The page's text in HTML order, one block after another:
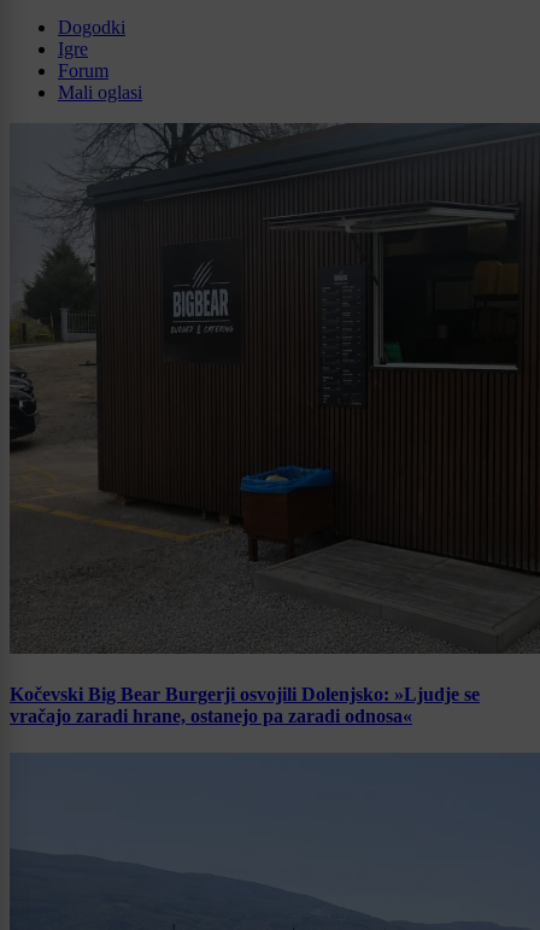
Dogodki
Igre
Forum
Mali oglasi
Kočevski Big Bear Burgerji osvojili Dolenjsko: »Ljudje se
vračajo zaradi hrane, ostanejo pa zaradi odnosa«